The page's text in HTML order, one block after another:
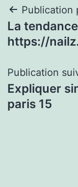
de
Publication
La
https://
Publication
Expliquer
paris 15